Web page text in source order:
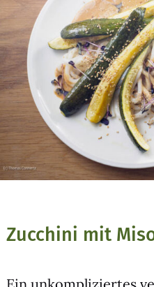
Zucchini mit